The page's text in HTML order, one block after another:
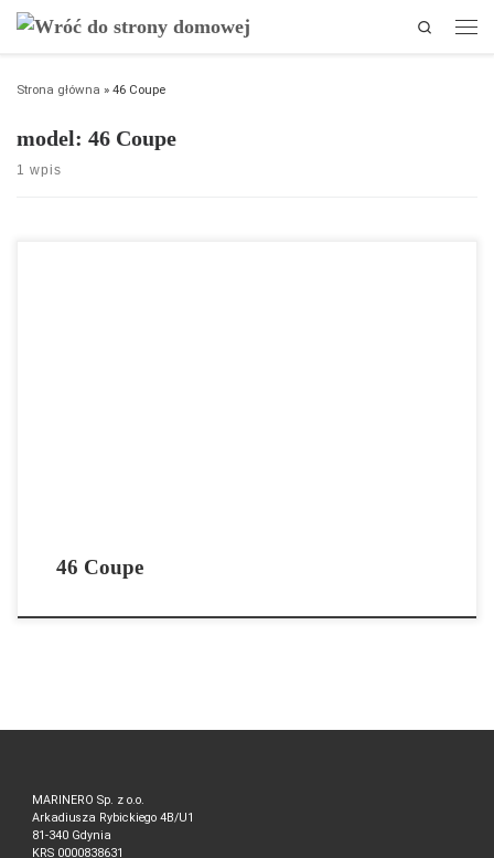
Przejdź do treści
Search
Strona główna » 46 Coupe
model: 46 Coupe
1 wpis
46 Coupe
MARINERO Sp. z o.o.
Arkadiusza Rybickiego 4B/U1
81-340 Gdynia
KRS 0000838631